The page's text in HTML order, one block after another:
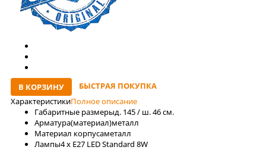
В КОРЗИНУ
БЫСТРАЯ ПОКУПКА
ХарактеристикиПолное описание
Габаритные размерыд. 145 / ш. 46 см.
Арматура(материал)металл
Материал корпусаметалл
Лaмпы4 x E27 LED Standard 8W